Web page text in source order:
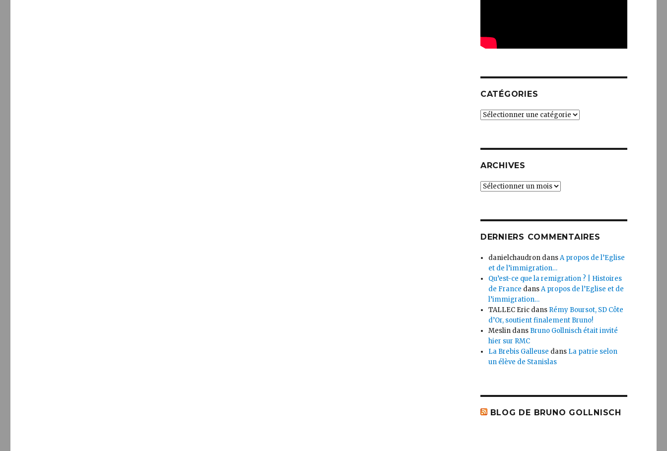
CATÉGORIES
Catégories
ARCHIVES
Archives
DERNIERS COMMENTAIRES
danielchaudron dansA propos de l’Eglise
et de l’immigration…
Qu’est-ce que la remigration ? | Histoires
de France dansA propos de l’Eglise et de
l’immigration…
TALLEC Eric dans Rémy Boursot, SD Côte
d’Or, soutient finalement Bruno!
Meslin dans Bruno Gollnisch était invité
hier sur RMC
La Brebis Galleuse dans La patrie selon
un élève de Stanislas
BLOG DE BRUNO GOLLNISCH